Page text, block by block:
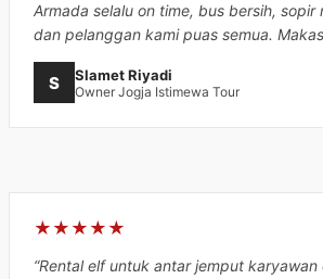
Armada selalu on time, bus bersih, sopir
dan pelanggan kami puas semua.
S Slamet Riyadi
Owner Jogja Istimewa Tour
★★★★★
“Rental elf untuk antar jemput